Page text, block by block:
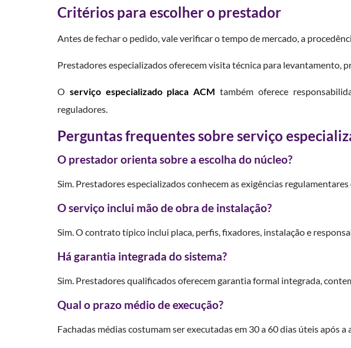
Critérios para escolher o prestador
Antes de fechar o pedido, vale verificar o tempo de mercado, a
Prestadores especializados oferecem visita técnica para
O serviço especializado placa ACM também oferece
reguladores.
Perguntas frequentes sobre serviço
O prestador orienta sobre a escolha do núcleo?
Sim. Prestadores especializados conhecem as exigências
O serviço inclui mão de obra de instalação?
Sim. O contrato típico inclui placa, perfis, fixadores, instalação e
Há garantia integrada do sistema?
Sim. Prestadores qualificados oferecem garantia formal integrada,
Qual o prazo médio de execução?
Fachadas médias costumam ser executadas em 30 a 60 dias úteis após